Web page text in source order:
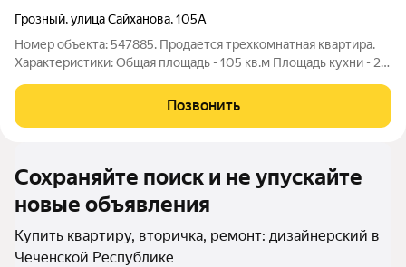
Грозный,улица Сайханова,105А
Номер объекта: 547885. Продается трехкомнатная квартира.
Характеристики: Общая площадь - 105 кв.м Площадь кухни - 20
Школа Садик Мечеть, Медресе Магазины, супермаркеты
Аптеки Кофейня
Позвонить
Сохраняйте поиск и не упускайте
новые объявления
Купить квартиру, вторичка, ремонт: дизайнерский в
Чеченской Республике